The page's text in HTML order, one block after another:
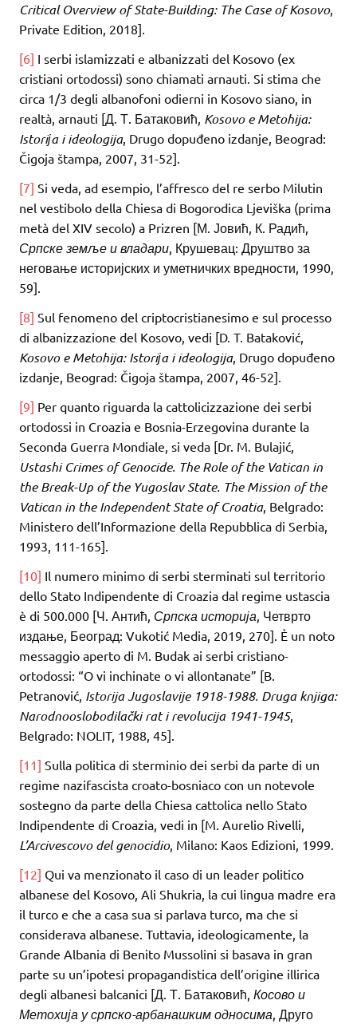
Critical Overview of State-Building: The Case of Kosovo,
Private Edition, 2018].
[6] I serbi islamizzati e albanizzati del Kosovo (ex
cristiani ortodossi) sono chiamati arnauti. Si stima che
circa 1/3 degli albanofoni odierni in Kosovo siano, in
realtà, arnauti [Д. Т. Батаковић, Kosovo e Metohija:
Istoriјa i ideologija, Drugo dopuđeno izdanje, Beograd:
Čigoja štampa, 2007, 31-52].
[7] Si veda, ad esempio, l’affresco del re serbo Milutin
nel vestibolo della Chiesa di Bogorodica Ljeviška (prima
metà del XIV secolo) a Prizren [М. Јовић, К. Радић,
Српске земље и владари, Крушевац: Друштво за
неговање историјских и уметничких вредности, 1990,
59].
[8] Sul fenomeno del criptocristianesimo e sul processo
di albanizzazione del Kosovo, vedi [D. T. Bataković,
Kosovo e Metohija: Istoriјa i ideologija, Drugo dopuđeno
izdanje, Beograd: Čigoja štampa, 2007, 46-52].
[9] Per quanto riguarda la cattolicizzazione dei serbi
ortodossi in Croazia e Bosnia-Erzegovina durante la
Seconda Guerra Mondiale, si veda [Dr. M. Bulajić,
Ustashi Crimes of Genocide. The Role of the Vatican in
the Break-Up of the Yugoslav State. The Mission of the
Vatican in the Independent State of Croatia, Belgrado:
Ministero dell’Informazione della Repubblica di Serbia,
1993, 111-165].
[10] Il numero minimo di serbi sterminati sul territorio
dello Stato Indipendente di Croazia dal regime ustascia
è di 500.000 [Ч. Антић, Српска историја, Четврто
издање, Београд: Vukotić Media, 2019, 270]. È un noto
messaggio aperto di M. Budak ai serbi cristiano-
ortodossi: “O vi inchinate o vi allontanate” [B.
Petranović, Istorija Jugoslavije 1918-1988. Druga knjiga:
Narodnooslobodilački rat i revolucija 1941-1945,
Belgrado: NOLIT, 1988, 45].
[11] Sulla politica di sterminio dei serbi da parte di un
regime nazifascista croato-bosniaco con un notevole
sostegno da parte della Chiesa cattolica nello Stato
Indipendente di Croazia, vedi in [M. Aurelio Rivelli,
L’Arcivescovo del genocidio, Milano: Kaos Edizioni, 1999.
[12] Qui va menzionato il caso di un leader politico
albanese del Kosovo, Ali Shukria, la cui lingua madre era
il turco e che a casa sua si parlava turco, ma che si
considerava albanese. Tuttavia, ideologicamente, la
Grande Albania di Benito Mussolini si basava in gran
parte su un’ipotesi propagandistica dell’origine illirica
degli albanesi balcanici [Д. Т. Батаковић, Косово и
Метохија у српско-арбанашким односима, Друго